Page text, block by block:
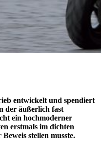
entwickelt und spendiert
der äußerlich fast
ein hochmoderner
erstmals im dichten
stellen musste.